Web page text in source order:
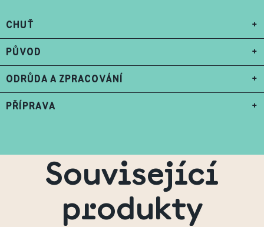
CHUŤ +
PŮVOD +
ODRŮDA A ZPRACOVÁNÍ +
PŘÍPRAVA +
Související
produkty